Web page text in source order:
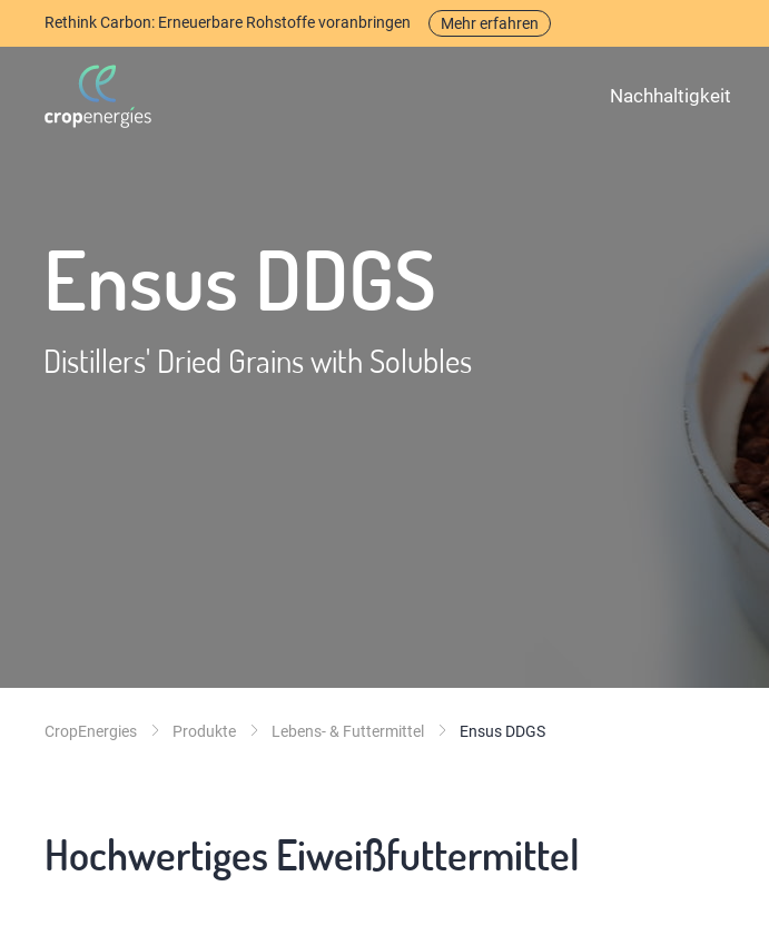
Rethink Carbon: Erneuerbare Rohstoffe voranbringen Mehr erfahren
Nachhaltigkeit
Ensus DDGS
Distillers' Dried Grains with Solubles
CropEnergies Produkte Lebens- & Futtermittel Ensus DDGS
Hochwertiges Eiweißfuttermittel